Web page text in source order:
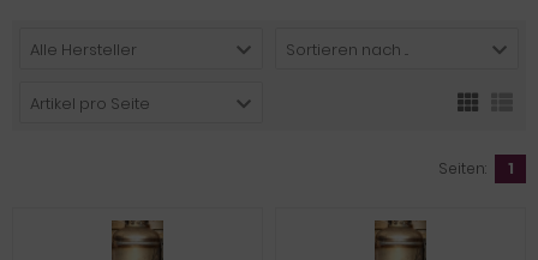
Alle Hersteller Sortieren nach ...
Artikel pro Seite
Seiten: 1